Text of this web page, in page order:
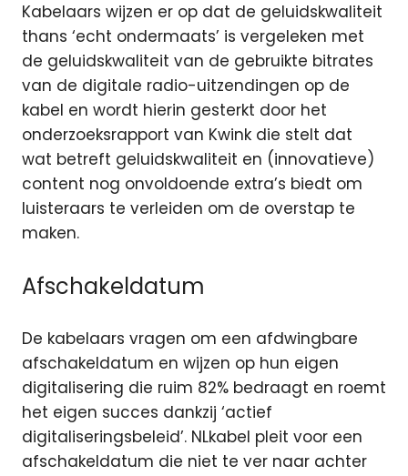
Kabelaars wijzen er op dat de geluidskwaliteit
thans ‘echt ondermaats’ is vergeleken met
de geluidskwaliteit van de gebruikte bitrates
van de digitale radio-uitzendingen op de
kabel en wordt hierin gesterkt door het
onderzoeksrapport van Kwink die stelt dat
wat betreft geluidskwaliteit en (innovatieve)
content nog onvoldoende extra’s biedt om
luisteraars te verleiden om de overstap te
maken.
Afschakeldatum
De kabelaars vragen om een afdwingbare
afschakeldatum en wijzen op hun eigen
digitalisering die ruim 82% bedraagt en roemt
het eigen succes dankzij ‘actief
digitaliseringsbeleid’. NLkabel pleit voor een
afschakeldatum die niet te ver naar achter